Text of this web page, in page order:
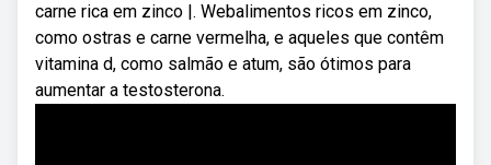
carne rica em zinco |. Webalimentos ricos em zinco,
como ostras e carne vermelha, e aqueles que contêm
vitamina d, como salmão e atum, são ótimos para
aumentar a testosterona.